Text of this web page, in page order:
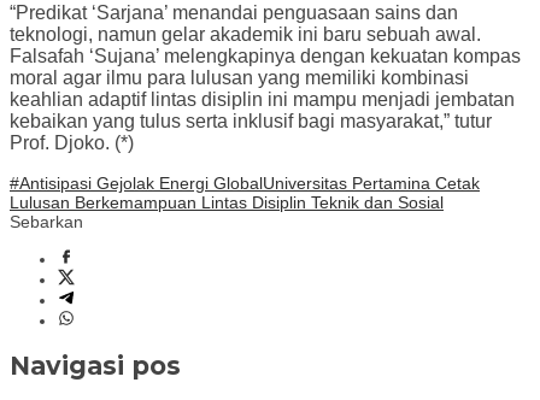
“Predikat ‘Sarjana’ menandai penguasaan sains dan
teknologi, namun gelar akademik ini baru sebuah awal.
Falsafah ‘Sujana’ melengkapinya dengan kekuatan kompas
moral agar ilmu para lulusan yang memiliki kombinasi
keahlian adaptif lintas disiplin ini mampu menjadi jembatan
kebaikan yang tulus serta inklusif bagi masyarakat,” tutur
Prof. Djoko. (*)
#Antisipasi Gejolak Energi GlobalUniversitas Pertamina Cetak
Lulusan Berkemampuan Lintas Disiplin Teknik dan Sosial
Sebarkan
Navigasi pos